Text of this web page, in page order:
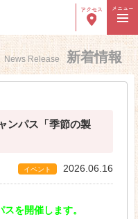
アクセス メニュー
社会人の方へ
News Release 新着情報
ンパス「季節の製
イベント 2026.06.16
を開催します。